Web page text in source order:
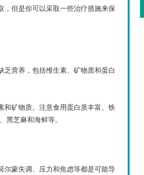
但是你可以采取一些治疗措施来保
营养，包括维生素、矿物质和蛋白
矿物质。注意食用蛋白质丰富、铁
黑芝麻和海鲜等。
蒙失调、压力和焦虑等都是可能导